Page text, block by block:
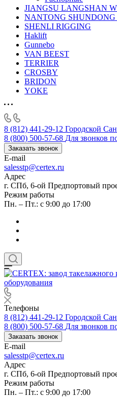
JIANGSU LANGSHAN
NANTONG SHUNDONG
SHENLI RIGGING
Haklift
Gunnebo
VAN BEEST
TERRIER
CROSBY
BRIDON
YOKE
8 (812) 441-29-12 Городской
8 (800) 500-57-68 Для звонков
Заказать звонок
E-mail
salesstp@certex.ru
Адрес
г. СПб, 6-ой Предпортовый
Режим работы
Пн. – Пт.: с 9:00 до 17:00
Телефоны
8 (812) 441-29-12 Городской
8 (800) 500-57-68 Для звонков
Заказать звонок
E-mail
salesstp@certex.ru
Адрес
г. СПб, 6-ой Предпортовый
Режим работы
Пн. – Пт.: с 9:00 до 17:00